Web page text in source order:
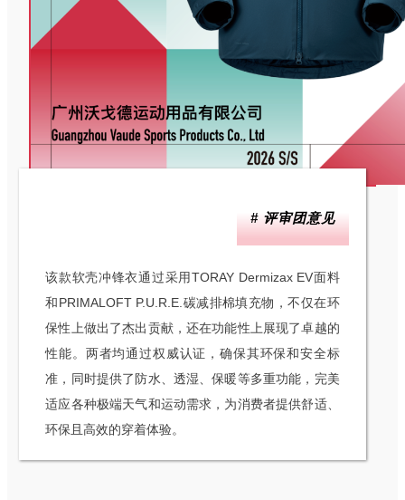
# 评审团意见
该款软壳冲锋衣通过采用TORAY Dermizax EV面料
和PRIMALOFT P.U.R.E.碳减排棉填充物，不仅在环
保性上做出了杰出贡献，还在功能性上展现了卓越的
性能。两者均通过权威认证，确保其环保和安全标
准，同时提供了防水、透湿、保暖等多重功能，完美
适应各种极端天气和运动需求，为消费者提供舒适、
环保且高效的穿着体验。